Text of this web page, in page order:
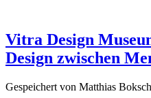
Vitra Design
Design zwischen
Gespeichert von Matthias Boksch